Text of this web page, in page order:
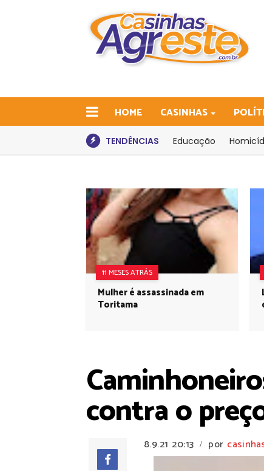
HOME CASINHAS
TENDÊNCIAS Educação
11 MESES ATRÁS
Mulher é assassinada em
Toritama
contra o
8.9.21 20:13 / por